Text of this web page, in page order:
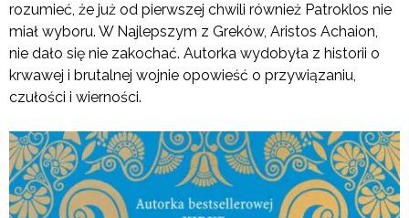
rozumieć, że już od pierwszej chwili również Patroklos nie
miał wyboru. W Najlepszym z Greków, Aristos Achaion,
nie dało się nie zakochać. Autorka wydobyła z historii o
krwawej i brutalnej wojnie opowieść o przywiązaniu,
czułości i wierności.